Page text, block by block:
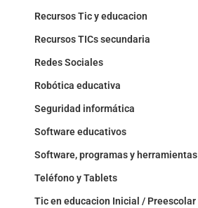
Recursos Tic y educacion
Recursos TICs secundaria
Redes Sociales
Robótica educativa
Seguridad informática
Software educativos
Software, programas y herramientas
Teléfono y Tablets
Tic en educacion Inicial / Preescolar